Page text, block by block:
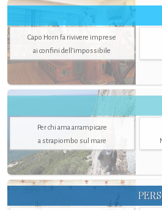
Capo Horn fa rivivere imprese
ai confini dell’impossibile
Per chi ama arrampicare
a strapiombo sul mare